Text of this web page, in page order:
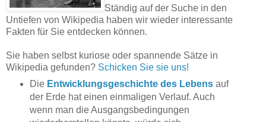
Ständig auf der Suche in den
Untiefen von Wikipedia haben wir wieder interessante
Fakten für Sie entdecken können.
Sie haben selbst kuriose oder spannende Sätze in
Wikipedia gefunden? Schicken Sie sie uns!
Die Entwicklungsgeschichte des Lebensauf
der Erde hat einen einmaligen Verlauf. Auch
wenn man die Ausgangsbedingungen